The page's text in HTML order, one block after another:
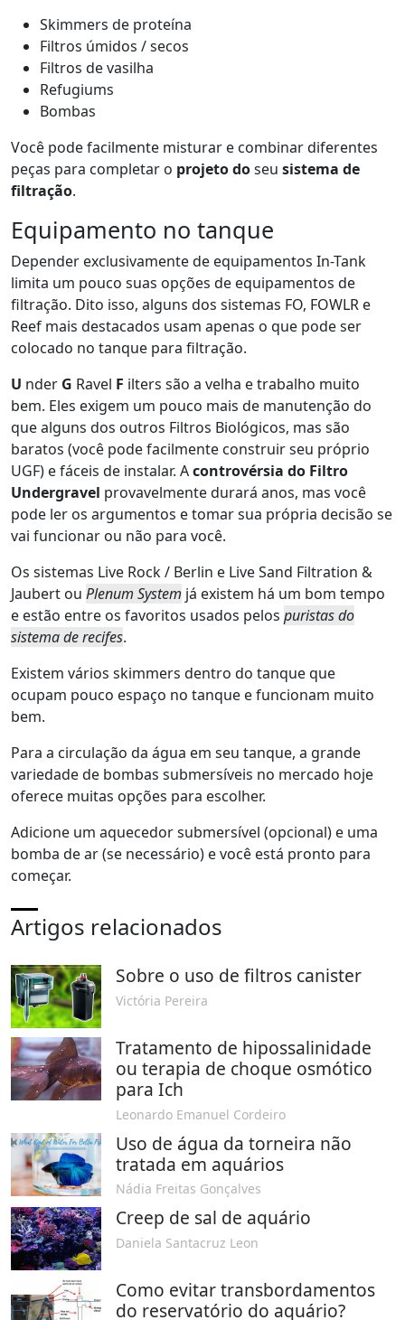
Skimmers de proteína
Filtros úmidos / secos
Filtros de vasilha
Refugiums
Bombas
Você pode facilmente misturar e combinar diferentes
peças para completar o projeto doseu sistema de
filtração.
Equipamento no tanque
Depender exclusivamente de equipamentos In-Tank
limita um pouco suas opções de equipamentos de
filtração. Dito isso, alguns dos sistemas FO, FOWLR e
Reef mais destacados usam apenas o que pode ser
colocado no tanque para filtração.
U nder G Ravel F ilters são a velha e trabalho muito
bem. Eles exigem um pouco mais de manutenção do
que alguns dos outros Filtros Biológicos, mas são
baratos (você pode facilmente construir seu próprio
UGF) e fáceis de instalar. Acontrovérsia do Filtro
Undergravel provavelmente durará anos, mas você
pode ler os argumentos e tomar sua própria decisão se
vai funcionar ou não para você.
Os sistemas Live Rock / Berlin e Live Sand Filtration &
Jaubert ou Plenum System já existem há um bom tempo
e estão entre os favoritos usados pelos puristas do
sistema de recifes.
Existem vários skimmers dentro do tanque que
ocupam pouco espaço no tanque e funcionam muito
bem.
Para a circulação da água em seu tanque, a grande
variedade de bombas submersíveis no mercado hoje
oferece muitas opções para escolher.
Adicione um aquecedor submersível (opcional) e uma
bomba de ar (se necessário) e você está pronto para
começar.
Artigos relacionados
Sobre o uso de filtros canister
Victória Pereira
Tratamento de hipossalinidade
ou terapia de choque osmótico
para Ich
Leonardo Emanuel Cordeiro
Uso de água da torneira não
tratada em aquários
Nádia Freitas Gonçalves
Creep de sal de aquário
Daniela Santacruz Leon
Como evitar transbordamentos
do reservatório do aquário?